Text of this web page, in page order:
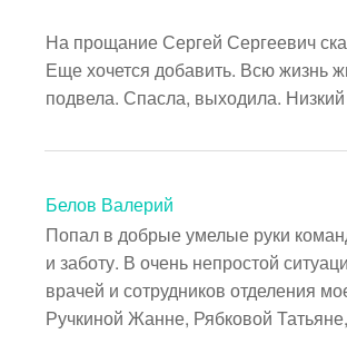
На прощание Сергей Сергеевич
Еще хочется добавить. Всю жизнь
Белов Валерий
Попал в добрые умелые руки
и заботу. В очень непростой
врачей и сотрудников отделения
Ручкиной Жанне, Рябковой